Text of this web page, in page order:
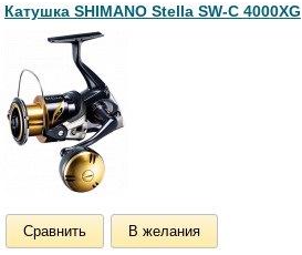
Катушка SHIMANO Stella SW-C 4000XG
Сравнить В желания